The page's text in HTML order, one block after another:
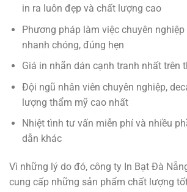
in ra luôn đẹp và chất lượng cao
Phương pháp làm việc chuyên
nhanh chóng, đúng hẹn
Giá in nhãn dán cạnh tranh nhất trên
Đội ngũ nhân viên chuyên nghiệp,
lượng thẩm mỹ cao nhất
Nhiệt tình tư vấn miễn phí và nhiều
dẫn khác
Vì những lý do đó, công ty In Bạt Đà
cung cấp những sản phẩm chất lượng